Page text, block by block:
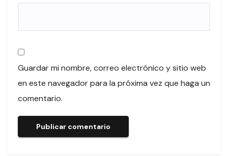
Guardar mi nombre, correo electrónico y sitio web
en este navegador para la próxima vez que haga un
comentario.